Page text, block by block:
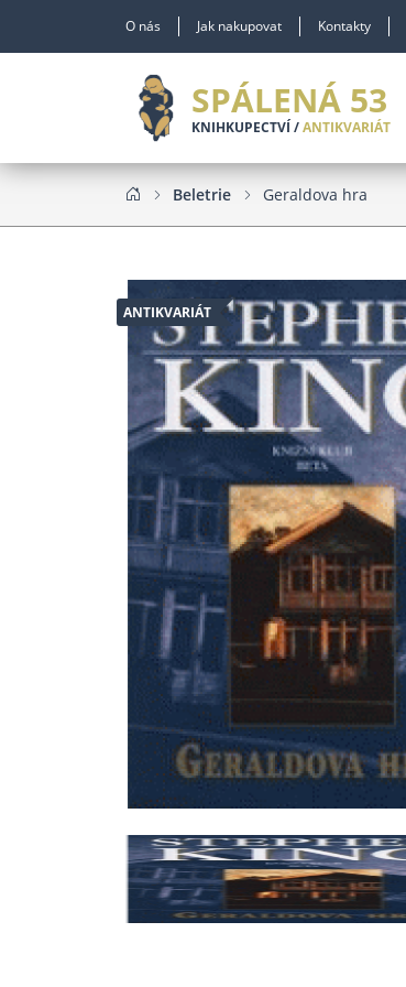
O nás Jak nakupovat Kontakty
SPÁLENÁ 53
KNIHKUPECTVÍ /ANTIKVARIÁT
Beletrie Geraldova hra
ANTIKVARIÁT